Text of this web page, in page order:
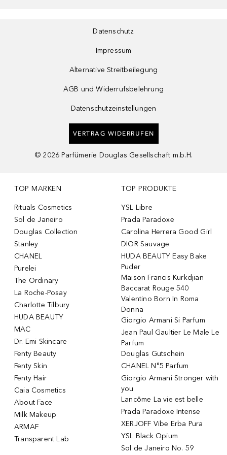
Datenschutz
Impressum
Alternative Streitbeilegung
AGB und Widerrufsbelehrung
Datenschutzeinstellungen
VERTRAG WIDERRUFEN
© 2026 Parfümerie Douglas Gesellschaft m.b.H.
TOP MARKEN
Rituals Cosmetics
Sol de Janeiro
Douglas Collection
Stanley
CHANEL
Purelei
The Ordinary
La Roche-Posay
Charlotte Tilbury
HUDA BEAUTY
MAC
Dr. Emi Skincare
Fenty Beauty
Fenty Skin
Fenty Hair
Caia Cosmetics
About Face
Milk Makeup
ARMAF
Transparent Lab
TOP PRODUKTE
YSL Libre
Prada Paradoxe
Carolina Herrera Good Girl
DIOR Sauvage
HUDA BEAUTY Easy Bake
Puder
Maison Francis Kurkdjian
Baccarat Rouge 540
Valentino Born In Roma
Donna
Giorgio Armani Si Parfum
Jean Paul Gaultier Le Male Le
Parfum
Douglas Gutschein
CHANEL N°5 Parfum
Giorgio Armani Stronger with
you
Lancôme La vie est belle
Prada Paradoxe Intense
XERJOFF Vibe Erba Pura
YSL Black Opium
Sol de Janeiro No. 59